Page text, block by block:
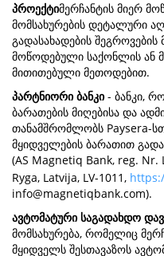
პროექტიმერჩანტის მიერ
მომსახურების დეტალური
გადასახადების შეგროვების
მოწოდებული საქონლის ან
მითითებული მეთოდებით.
პარტნიორი ბანკი - ბანკი,
ბარათების მიღებისა და
თანამშრომლობს Paysera-
მყიდველების ბარათით
(AS Magnetiq Bank, reg. Nr.
Ryga, Latvija, LV-1011,
info@magnetiqbank.com).
ავტომატური საგადახდო
მომსახურება, რომელიც
მყიდველს შესთავაზოს